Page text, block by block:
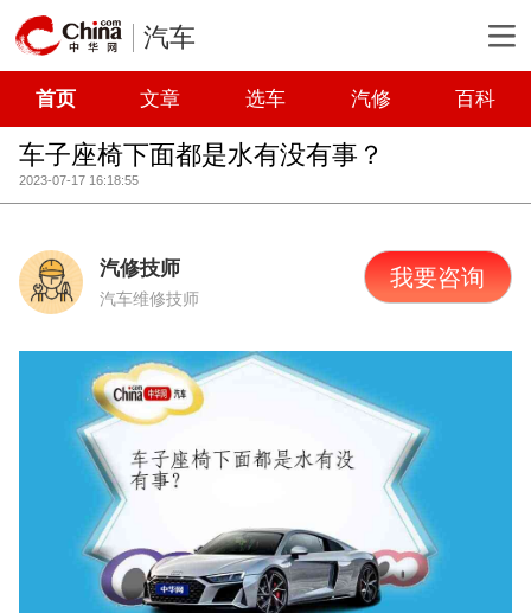
汽车
首页 文章 选车 汽修 百科
车子座椅下面都是水有没有事？
2023-07-17 16:18:55
汽修技师
汽车维修技师
我要咨询